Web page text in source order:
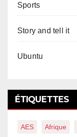
Sports
Story and tell it
Ubuntu
ÉTIQUETTES
AES Afrique